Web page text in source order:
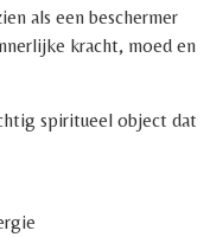
als een beschermer
kracht, moed en
spiritueel object dat